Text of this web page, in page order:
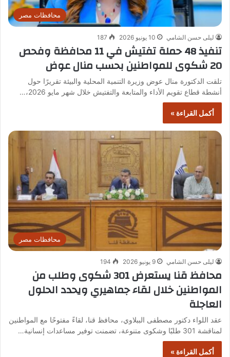
محافظات مصر
ليلى حسن الشامي 10 يونيو 2026 187
تنفيذ 48 حملة تفتيش في 11 محافظة وفحص
20 شكوى للمواطنين بحسب منال عوض
تلقت الدكتورة منال عوض وزيرة التنمية المحلية والبيئة تقريرًا حول
أنشطة قطاع تقويم الأداء والمتابعة والتفتيش خلال شهر مايو 2026،…
أكمل القراءة »
محافظات مصر
ليلى حسن الشامي 9 يونيو 2026 194
محافظ قنا يستعرض 301 شكوى وطلب من
المواطنين خلال لقاء جماهيري ويحدد الحلول
العاجلة
عقد اللواء دكتور مصطفى الببلاوي، محافظ قنا، لقاءً مفتوحًا مع المواطنين
لمناقشة 301 طلبًا وشكوى متنوعة، تضمنت توفير مساعدات إنسانية…
أكمل القراءة »